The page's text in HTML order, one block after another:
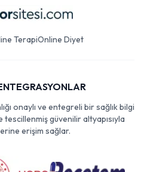
TerapiOnline Diyet
onaylı ve entegreli bir sağlık bilgi
güvenilir altyapısıyla
erişim sağlar.